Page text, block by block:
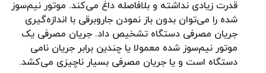
قدرت زیادی نداشته و بلافاصله داغ می‌کند. موتور نیم‌سوز
شده را می‌توان بدون باز نمودن جاروبرقی با اندازه‌گیری
جریان مصرفی دستگاه تشخیص داد. جریان مصرفی یک
موتور نیم‌سوز شده معمولا یا چندین برابر جریان نامی
دستگاه است و یا جریان مصرفی بسیار ناچیزی می‌کشد.